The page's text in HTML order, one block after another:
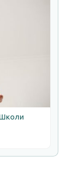
Школи